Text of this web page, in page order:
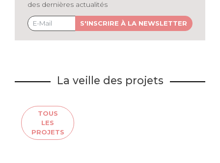
des dernières actualités
S'INSCRIRE À LA NEWSLETTER
La veille des projets
TOUS
LES
PROJETS